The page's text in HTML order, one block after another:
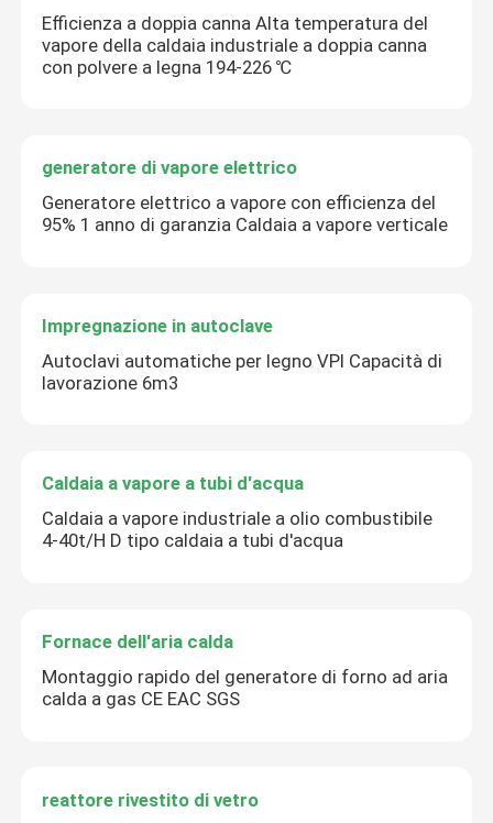
Efficienza a doppia canna Alta temperatura del
vapore della caldaia industriale a doppia canna
con polvere a legna 194-226 ℃
generatore di vapore elettrico
Generatore elettrico a vapore con efficienza del
95% 1 anno di garanzia Caldaia a vapore verticale
Impregnazione in autoclave
Autoclavi automatiche per legno VPI Capacità di
lavorazione 6m3
Caldaia a vapore a tubi d'acqua
Caldaia a vapore industriale a olio combustibile
4-40t/H D tipo caldaia a tubi d'acqua
Fornace dell'aria calda
Montaggio rapido del generatore di forno ad aria
calda a gas CE EAC SGS
reattore rivestito di vetro